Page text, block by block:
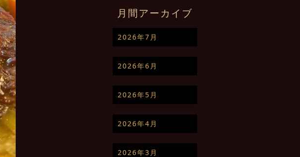
月間アーカイブ
2026年7月
2026年6月
2026年5月
2026年4月
2026年3月